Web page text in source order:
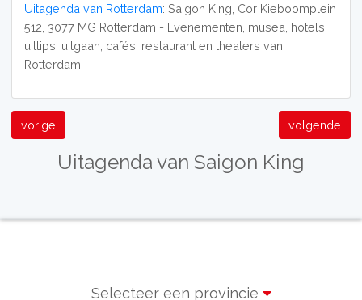
Uitagenda van Rotterdam: Saigon King, Cor Kieboomplein
512, 3077 MG Rotterdam - Evenementen, musea, hotels,
uittips, uitgaan, cafés, restaurant en theaters van
Rotterdam.
vorige volgende
Uitagenda van Saigon King
Selecteer een provincie